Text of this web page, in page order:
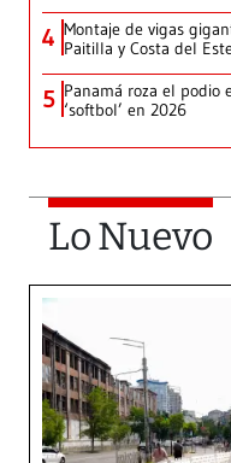
4 Montaje de vigas
Paitilla y Costa del
5 Panamá roza el podio
‘softbol’ en 2026
Lo Nuevo